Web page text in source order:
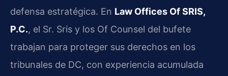
defensa estratégica. En Law Offices Of SRIS,
P.C., el Sr. Sris y los Of Counsel del bufete
trabajan para proteger sus derechos en los
tribunales de DC, con experiencia acumulada